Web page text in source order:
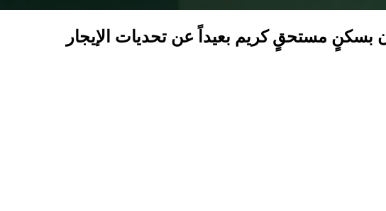
بسكنٍ مستحقٍ كريم بعيداً عن تحديات الإيجار